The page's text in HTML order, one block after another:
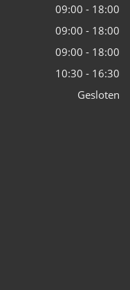
09:00 - 18:00
09:00 - 18:00
09:00 - 18:00
10:30 - 16:30
Gesloten